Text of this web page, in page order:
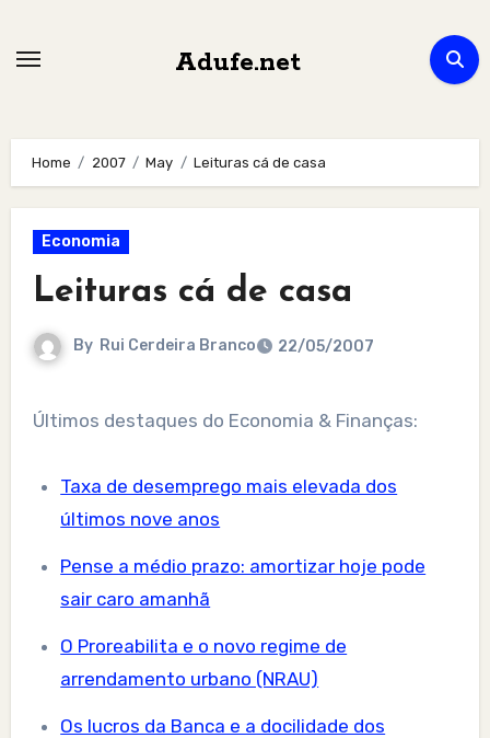
Adufe.net
Home 2007 May Leituras cá de casa
Economia
Leituras cá de casa
By Rui Cerdeira Branco 22/05/2007
Últimos destaques do Economia & Finanças:
Taxa de desemprego mais elevada dos
últimos nove anos
Pense a médio prazo: amortizar hoje pode
sair caro amanhã
O Proreabilita e o novo regime de
arrendamento urbano (NRAU)
Os lucros da Banca e a docilidade dos